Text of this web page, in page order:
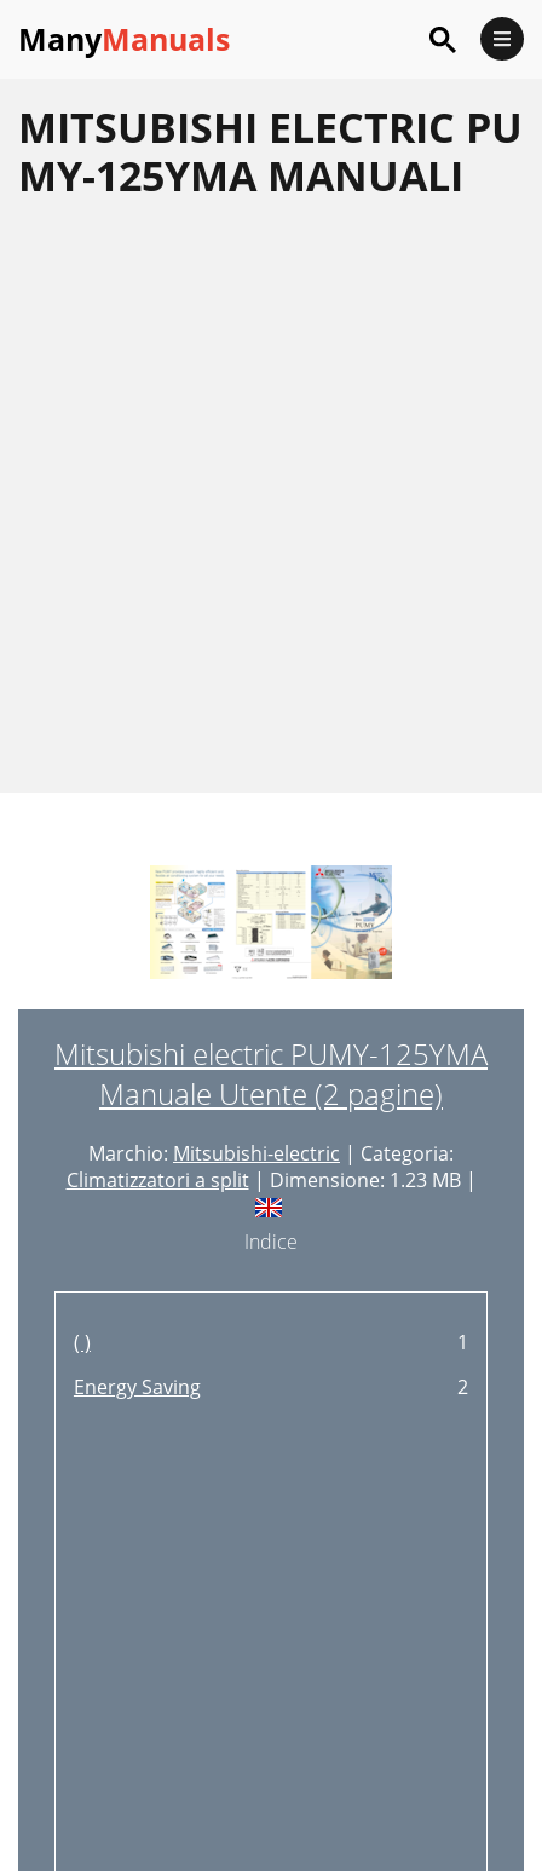
ManyManuals
MITSUBISHI ELECTRIC PU
MY-125YMA MANUALI
Mitsubishi electric PUMY-125YMA
Manuale Utente (2 pagine)
Marchio: Mitsubishi-electric | Categoria:
Climatizzatori a split| Dimensione: 1.23 MB |
Indice
( )
1
Energy Saving
2